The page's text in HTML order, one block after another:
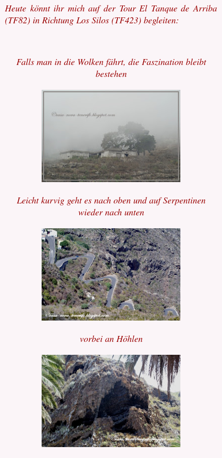
Heute könnt ihr mich auf der Tour El Tanque de Arriba
(TF82) in Richtung Los Silos (TF423) begleiten:
Falls man in die Wolken fährt, die Faszination bleibt
bestehen
Leicht kurvig geht es nach oben und auf Serpentinen
wieder nach unten
vorbei an Höhlen